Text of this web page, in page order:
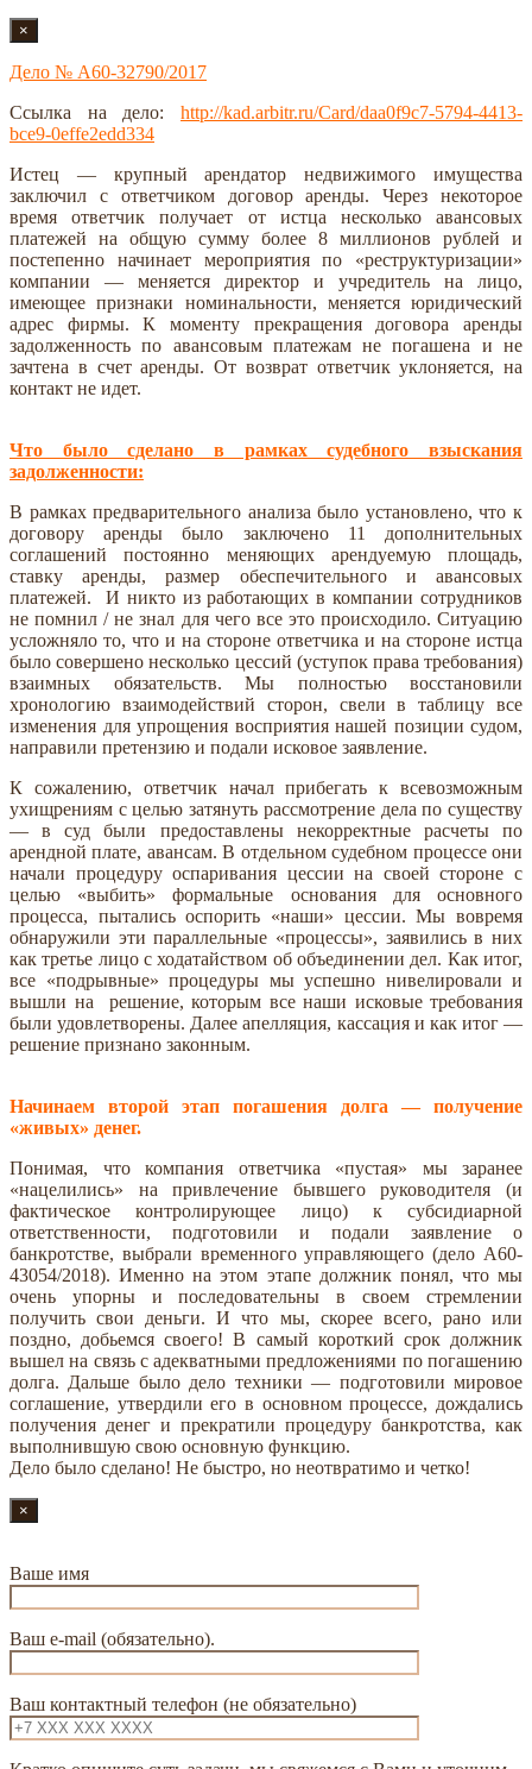
×
Дело № А60-32790/2017
Ссылка на дело:
http://kad.arbitr.ru/Card/daa0f9c7-5794-4413-
bce9-0effe2edd334
Истец — крупный арендатор недвижимого имущества
заключил с ответчиком договор аренды. Через некоторое
время ответчик получает от истца несколько авансовых
платежей на общую сумму более 8 миллионов рублей и
постепенно начинает мероприятия по «реструктуризации»
компании — меняется директор и учредитель на лицо,
имеющее признаки номинальности, меняется юридический
адрес фирмы. К моменту прекращения договора аренды
задолженность по авансовым платежам не погашена и не
зачтена в счет аренды. От возврат ответчик уклоняется, на
контакт не идет.
Что было сделано в рамках судебного взыскания
задолженности:
В рамках предварительного анализа было установлено, что к
договору аренды было заключено 11 дополнительных
соглашений постоянно меняющих арендуемую площадь,
ставку аренды, размер обеспечительного и авансовых
платежей. И никто из работающих в компании сотрудников
не помнил / не знал для чего все это происходило. Ситуацию
усложняло то, что и на стороне ответчика и на стороне истца
было совершено несколько цессий (уступок права требования)
взаимных обязательств. Мы полностью восстановили
хронологию взаимодействий сторон, свели в таблицу все
изменения для упрощения восприятия нашей позиции судом,
направили претензию и подали исковое заявление.
К сожалению, ответчик начал прибегать к всевозможным
ухищрениям с целью затянуть рассмотрение дела по существу
— в суд были предоставлены некорректные расчеты по
арендной плате, авансам. В отдельном судебном процессе они
начали процедуру оспаривания цессии на своей стороне с
целью «выбить» формальные основания для основного
процесса, пытались оспорить «наши» цессии. Мы вовремя
обнаружили эти параллельные «процессы», заявились в них
как третье лицо с ходатайством об объединении дел. Как итог,
все «подрывные» процедуры мы успешно нивелировали и
вышли на решение, которым все наши исковые требования
были удовлетворены. Далее апелляция, кассация и как итог —
решение признано законным.
Начинаем второй этап погашения долга — получение
«живых» денег.
Понимая, что компания ответчика «пустая» мы заранее
«нацелились» на привлечение бывшего руководителя (и
фактическое контролирующее лицо) к субсидиарной
ответственности, подготовили и подали заявление о
банкротстве, выбрали временного управляющего (дело А60-
43054/2018). Именно на этом этапе должник понял, что мы
очень упорны и последовательны в своем стремлении
получить свои деньги. И что мы, скорее всего, рано или
поздно, добьемся своего! В самый короткий срок должник
вышел на связь с адекватными предложениями по погашению
долга. Дальше было дело техники — подготовили мировое
соглашение, утвердили его в основном процессе, дождались
получения денег и прекратили процедуру банкротства, как
выполнившую свою основную функцию.
Дело было сделано! Не быстро, но неотвратимо и четко!
×
Ваше имя
Ваш e-mail (обязательно).
Ваш контактный телефон (не обязательно)